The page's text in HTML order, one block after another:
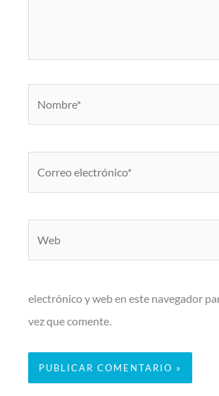
electrónico y web en este navegador
vez que comente.